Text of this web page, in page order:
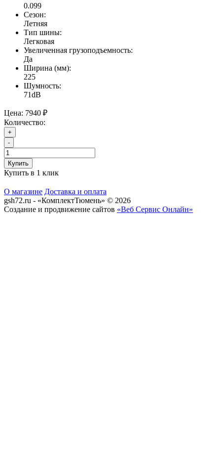
0.099
Сезон:
Летняя
Тип шины:
Легковая
Увеличенная грузоподъемность:
Да
Ширина (мм):
225
Шумность:
71dB
Цена: 7940 ₽
Количество:
+
-
Купить
Купить в 1 клик
О магазине Доставка и оплата
gsh72.ru - «КомплектТюмень» © 2026
Создание и продвижение сайтов «Веб Сервис Онлайн»